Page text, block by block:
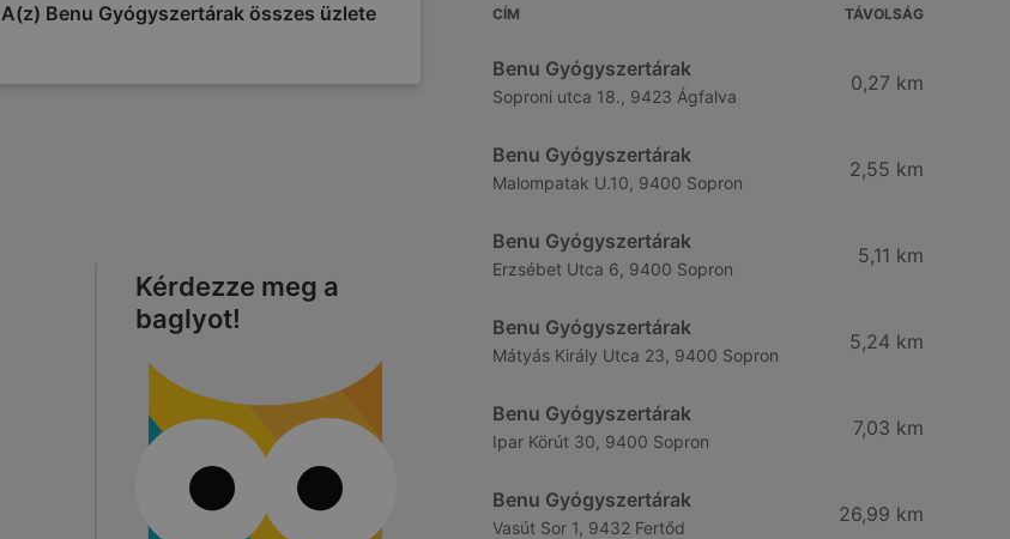
A(z) Benu Gyógyszertárak összes üzlete
Kérdezze meg a
baglyot!
CÍM TÁVOLSÁG
Benu Gyógyszertárak
Soproni utca 18., 9423 Ágfalva
0,27 km
Benu Gyógyszertárak
Malompatak U.10, 9400 Sopron
2,55 km
Benu Gyógyszertárak
Erzsébet Utca 6, 9400 Sopron
5,11 km
Benu Gyógyszertárak
Mátyás Király Utca 23, 9400 Sopron
5,24 km
Benu Gyógyszertárak
Ipar Körút 30, 9400 Sopron
7,03 km
Benu Gyógyszertárak
Vasút Sor 1, 9432 Fertőd
26,99 km